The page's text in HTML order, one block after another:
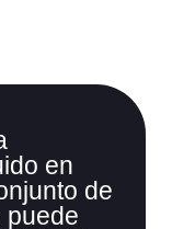
en
de
puede